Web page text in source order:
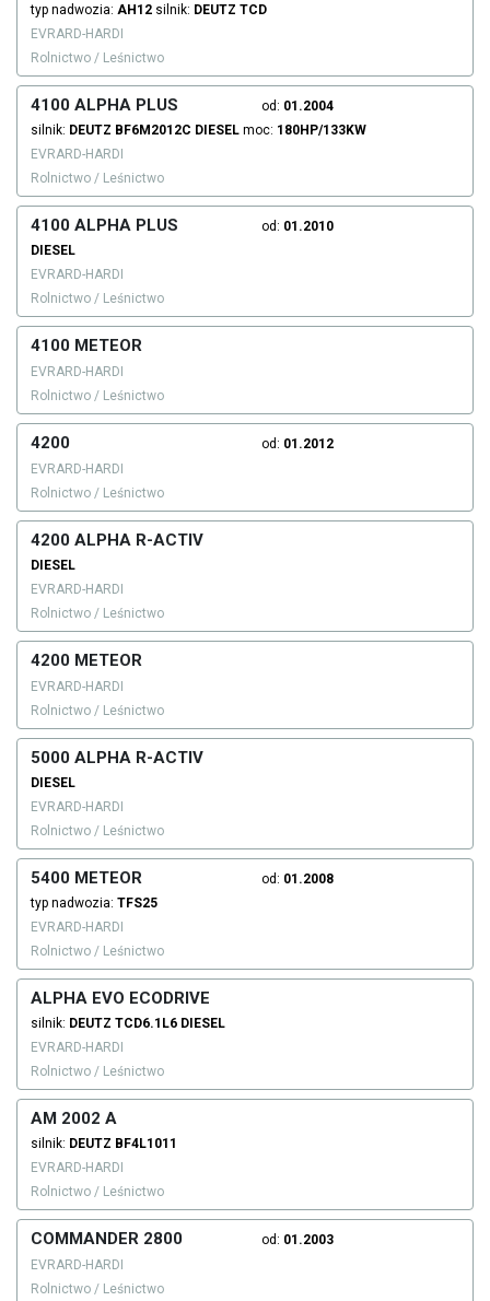
typ nadwozia: AH12 silnik: DEUTZ TCD
EVRARD-HARDI
Rolnictwo / Leśnictwo
4100 ALPHA PLUS od: 01.2004
silnik: DEUTZ BF6M2012C DIESEL moc: 180HP/133KW
EVRARD-HARDI
Rolnictwo / Leśnictwo
4100 ALPHA PLUS od: 01.2010
DIESEL
EVRARD-HARDI
Rolnictwo / Leśnictwo
4100 METEOR
EVRARD-HARDI
Rolnictwo / Leśnictwo
4200 od: 01.2012
EVRARD-HARDI
Rolnictwo / Leśnictwo
4200 ALPHA R-ACTIV
DIESEL
EVRARD-HARDI
Rolnictwo / Leśnictwo
4200 METEOR
EVRARD-HARDI
Rolnictwo / Leśnictwo
5000 ALPHA R-ACTIV
DIESEL
EVRARD-HARDI
Rolnictwo / Leśnictwo
5400 METEOR od: 01.2008
typ nadwozia: TFS25
EVRARD-HARDI
Rolnictwo / Leśnictwo
ALPHA EVO ECODRIVE
silnik: DEUTZ TCD6.1L6 DIESEL
EVRARD-HARDI
Rolnictwo / Leśnictwo
AM 2002 A
silnik: DEUTZ BF4L1011
EVRARD-HARDI
Rolnictwo / Leśnictwo
COMMANDER 2800 od: 01.2003
EVRARD-HARDI
Rolnictwo / Leśnictwo